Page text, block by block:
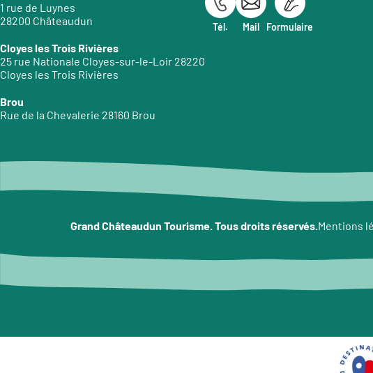
1 rue de Luynes
28200 Châteaudun
Cloyes les Trois Rivières
25 rue Nationale Cloyes-sur-le-Loir 28220
Cloyes les Trois Rivières
Brou
Rue de la Chevalerie 28160 Brou
Tél. Mail Formulaire
Grand Châteaudun Tourisme. Tous droits réservés.Mentions